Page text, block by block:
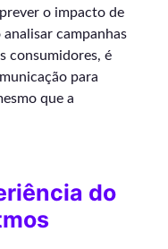
o impacto de
campanhas
consumidores, é
para
que a
do